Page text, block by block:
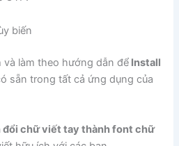
làm theo hướng dẫn để Install
sẵn trong tất cả ứng dụng của
đổi chữ viết tay thành font chữ